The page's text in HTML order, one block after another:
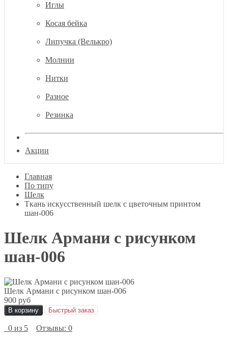
Иглы
Косая бейка
Липучка (Велькро)
Молнии
Нитки
Разное
Резинка
Акции
Главная
По типу
Шелк
Ткань искусственный шелк с цветочным принтом
шан-006
Шелк Армани с рисунком
шан-006
Шелк Армани с рисунком шан-006
900 руб
В корзину Быстрый заказ
0 из 5
Отзывы: 0